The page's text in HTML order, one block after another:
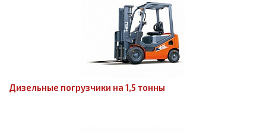
Дизельные погрузчики на 1,5 тонны